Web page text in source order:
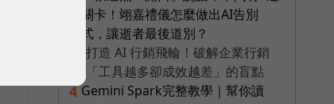
關卡！翊嘉禮儀怎麼做出AI告別
式，讓逝者最後道別？
打造 AI 行銷飛輪！破解企業行銷
「工具越多卻成效越差」的盲點
4 Gemini Spark完整教學｜幫你讀